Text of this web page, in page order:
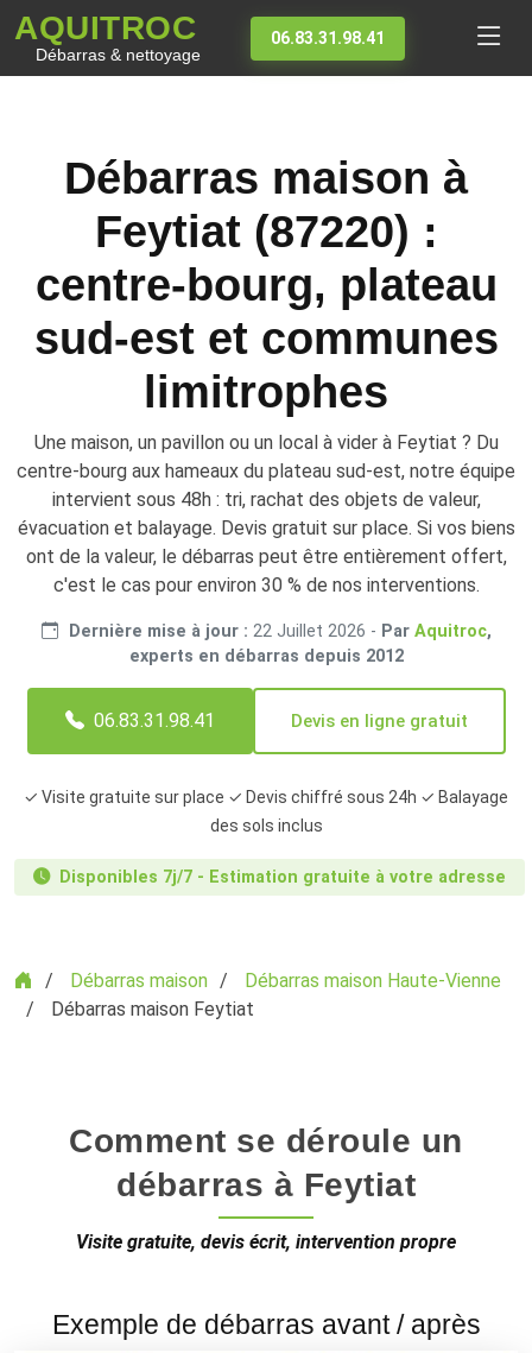
AQUITROC
Débarras & nettoyage
06.83.31.98.41
Débarras maison à
Feytiat (87220) :
centre-bourg, plateau
sud-est et communes
limitrophes
Une maison, un pavillon ou un local à vider à Feytiat ? Du
centre-bourg aux hameaux du plateau sud-est, notre équipe
intervient sous 48h : tri, rachat des objets de valeur,
évacuation et balayage. Devis gratuit sur place. Si vos biens
ont de la valeur, le débarras peut être entièrement offert,
c'est le cas pour environ 30 % de nos interventions.
Dernière mise à jour : 22 Juillet 2026 - Par Aquitroc,
experts en débarras depuis 2012
06.83.31.98.41 Devis en ligne gratuit
✓ Visite gratuite sur place ✓ Devis chiffré sous 24h ✓ Balayage
des sols inclus
Disponibles 7j/7 - Estimation gratuite à votre adresse
AccueilDébarras maison
Débarras maison Haute-Vienne
Débarras maison Feytiat
Comment se déroule un
débarras à Feytiat
Visite gratuite, devis écrit, intervention propre
Exemple de débarras avant / après